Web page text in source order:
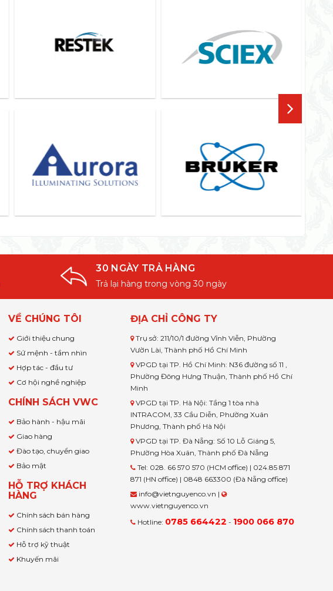
30 NGÀY TRẢ HÀNG
Trả lại hàng trong vòng 30 ngày
VỀ CHÚNG TÔI
Giới thiệu chung
Sứ mệnh - tầm nhìn
Hợp tác - đầu tư
Cơ hội nghề nghiệp
CHÍNH SÁCH VWC
Bảo hành - hậu mãi
Giao hàng
Đào tạo, chuyển giao
Bảo mật
HỖ TRỢ KHÁCH
HÀNG
Chính sách bán hàng
Chính sách thanh toán
Hỗ trợ kỹ thuật
Khuyến mãi
ĐỊA CHỈ CÔNG TY
Trụ sở: 211/10/1 đường Vĩnh Viễn, Phường
Vườn Lài, Thành phố Hồ Chí Minh
VPGD tại TP. Hồ Chí Minh: N36 đường số 11 ,
Phường Đông Hưng Thuận, Thành phố Hồ Chí
Minh
VPGD tại TP. Hà Nội: Tầng 1 tòa nhà
INTRACOM, 33 Cầu Diễn, Phường Xuân
Phương, Thành phố Hà Nội
VPGD tại TP. Đà Nẵng: Số 10 Lỗ Giáng 5,
Phường Hòa Xuân, Thành phố Đà Nẵng
Tel: 028. 66 570 570 (HCM office) | 024.85 871
871 (HN office) | 0848 663300 (Đà Nẵng office)
info@vietnguyenco.vn |
www.vietnguyenco.vn
Hotline: 0785 664422 - 1900 066 870